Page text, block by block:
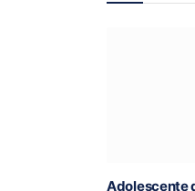
Adolescente